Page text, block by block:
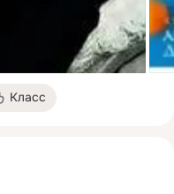
Класс